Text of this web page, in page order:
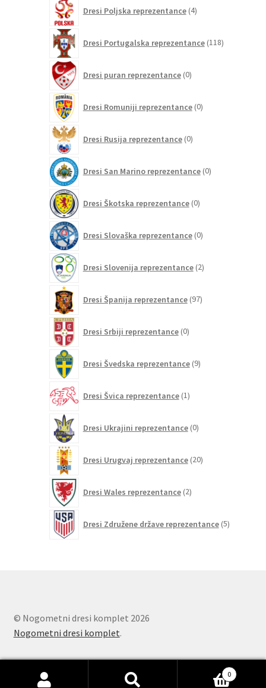
Dresi Poljska reprezentance 4izdelki
Dresi Portugalska reprezentance 118izdelkov
Dresi puran reprezentance 0izdelkov
Dresi Romuniji reprezentance 0izdelkov
Dresi Rusija reprezentance 0izdelkov
Dresi San Marino reprezentance 0izdelkov
Dresi Škotska reprezentance 0izdelkov
Dresi Slovaška reprezentance 0izdelkov
Dresi Slovenija reprezentance 2izdelka
Dresi Španija reprezentance 97izdelkov
Dresi Srbiji reprezentance 0izdelkov
Dresi Švedska reprezentance 9izdelkov
Dresi Švica reprezentance 1izdelek
Dresi Ukrajini reprezentance 0izdelkov
Dresi Urugvaj reprezentance 20izdelkov
Dresi Wales reprezentance 2izdelka
Dresi Združene države reprezentance 5izdelkov
© Nogometni dresi komplet 2026
Nogometni dresi komplet.
0